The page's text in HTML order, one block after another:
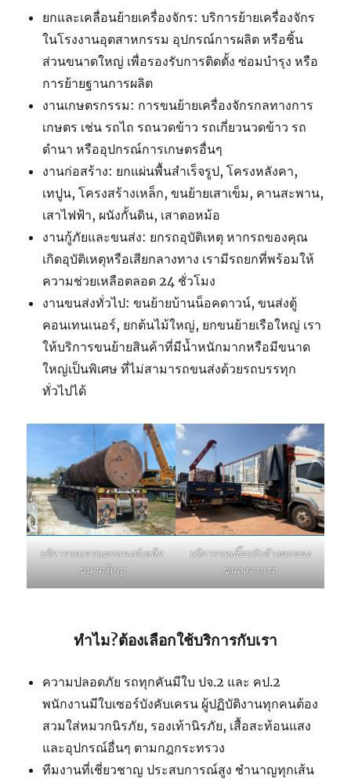
ยกและเคลื่อนย้ายเครื่องจักร: บริการย้ายเครื่องจักร
ในโรงงานอุตสาหกรรม อุปกรณ์การผลิต หรือชิ้น
ส่วนขนาดใหญ่ เพื่อรองรับการติดตั้ง ซ่อมบำรุง หรือ
การย้ายฐานการผลิต
งานเกษตรกรรม: การขนย้ายเครื่องจักรกลทางการ
เกษตร เช่น รถไถ รถนวดข้าว รถเกี่ยวนวดข้าว รถ
ดำนา หรืออุปกรณ์การเกษตรอื่นๆ
งานก่อสร้าง: ยกแผ่นพื้นสำเร็จรูป, โครงหลังคา,
เทปูน, โครงสร้างเหล็ก, ขนย้ายเสาเข็ม, คานสะพาน,
เสาไฟฟ้า, ผนังกั้นดิน, เสาตอหม้อ
งานกู้ภัยและขนส่ง: ยกรถอุบัติเหตุ หากรถของคุณ
เกิดอุบัติเหตุหรือเสียกลางทาง เรามีรถยกที่พร้อมให้
ความช่วยเหลือตลอด 24 ชั่วโมง
งานขนส่งทั่วไป: ขนย้ายบ้านน็อคดาวน์, ขนส่งตู้
คอนเทนเนอร์, ยกต้นไม้ใหญ่, ยกขนย้ายเรือใหญ่ เรา
ให้บริการขนย้ายสินค้าที่มีน้ำหนักมากหรือมีขนาด
ใหญ่เป็นพิเศษ ที่ไม่สามารถขนส่งด้วยรถบรรทุก
ทั่วไปได้
บริการรถเครนยกแทงค์เหล็ก
ขนาดใหญ่
บริการรถเฮี๊ยบรับจ้างยกของ
ขนลงจากรถ
ทำไม?ต้องเลือกใช้บริการกับเรา
ความปลอดภัย รถทุกคันมีใบ ปจ.2 และ คป.2
พนักงานมีใบเซอร์บังคับเครน ผู้ปฏิบัติงานทุกคนต้อง
สวมใส่หมวกนิรภัย, รองเท้านิรภัย, เสื้อสะท้อนแสง
และอุปกรณ์อื่นๆ ตามกฎกระทรวง
ทีมงานที่เชี่ยวชาญ ประสบการณ์สูง ชำนาญทุกเส้น